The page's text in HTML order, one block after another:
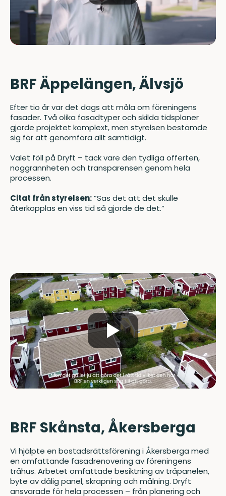
BRF Äppelängen, Älvsjö
Efter tio år var det dags att måla om föreningens
fasader. Två olika fasadtyper och skilda tidsplaner
gjorde projektet komplext, men styrelsen bestämde
sig för att genomföra allt samtidigt.
Valet föll på Dryft – tack vare den tydliga offerten,
noggrannheten och transparensen genom hela
processen.
Citat från styrelsen:”Sas det att det skulle
återkopplas en viss tid så gjorde de det.”
BRF Skånsta, Åkersberga
Vi hjälpte en bostadsrättsförening i Åkersberga med
en omfattande fasadrenovering av föreningens
trähus. Arbetet omfattade besiktning av träpanelen,
byte av dålig panel, skrapning och målning. Dryft
ansvarade för hela processen – från planering och